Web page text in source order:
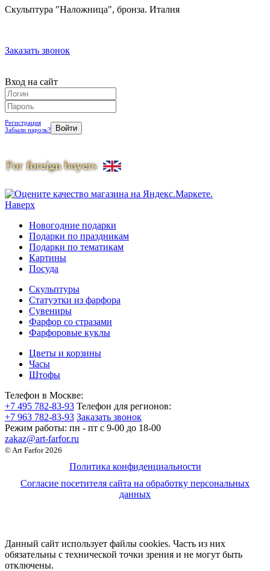
Скульптура "Наложница", бронза. Италия
Заказать звонок
Вход на сайт
Регистрация
Забыли пароль?
Наверх
Новогодние подарки
Подарки по праздникам
Подарки по тематикам
Картины
Посуда
Скульптуры
Статуэтки из фарфора
Сувениры
Фарфор со стразами
Фарфоровые куклы
Цветы и корзины
Часы
Штофы
Телефон в Москве:
+7 495 782-83-93 Телефон для регионов:
+7 963 782-83-93 Заказать звонок
Режим работы: пн - пт c 9-00 до 18-00
zakaz@art-farfor.ru
© Art Farfor 2026
Политика конфиденциальности
Согласие посетителя сайта на обработку персональных
данных
Данный сайт использует файлы cookies. Часть из них
обязательны с технической точки зрения и не могут быть
отключены.